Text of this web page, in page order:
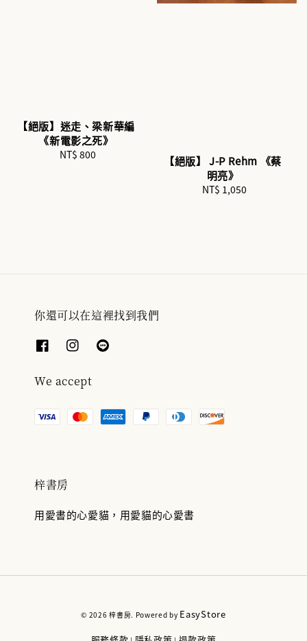
【絕版】迷走、梁新華編
《新電影之死》
Regular
NT$ 800
【絕版】 J-P Rehm 《蔡
明亮》
Regular
NT$ 1,050
你還可以在這裡找到我們
We accept
梓書房
用愛書的心愛貓，用愛貓的心愛書
© 2026 梓書房. Powered by EasyStore